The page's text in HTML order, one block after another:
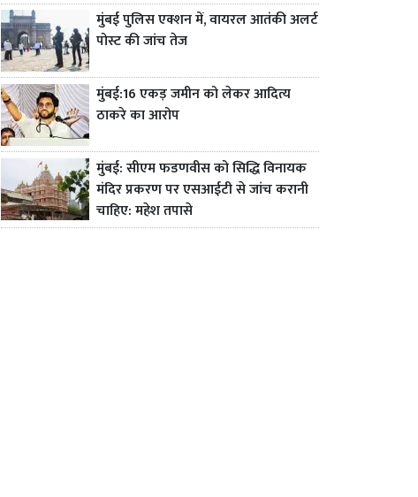
मुंबई पुलिस एक्शन में, वायरल आतंकी अलर्ट
पोस्ट की जांच तेज
मुंबई:16 एकड़ जमीन को लेकर आदित्य
ठाकरे का आरोप
मुंबई: सीएम फडणवीस को सिद्धि विनायक
मंदिर प्रकरण पर एसआईटी से जांच करानी
चाहिए: महेश तपासे